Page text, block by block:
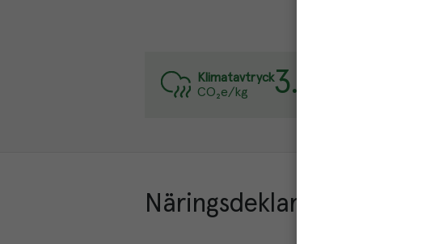
Klimatavtryck
CO₂e/kg
3.9
Varje kilo av
Näringsdeklaration